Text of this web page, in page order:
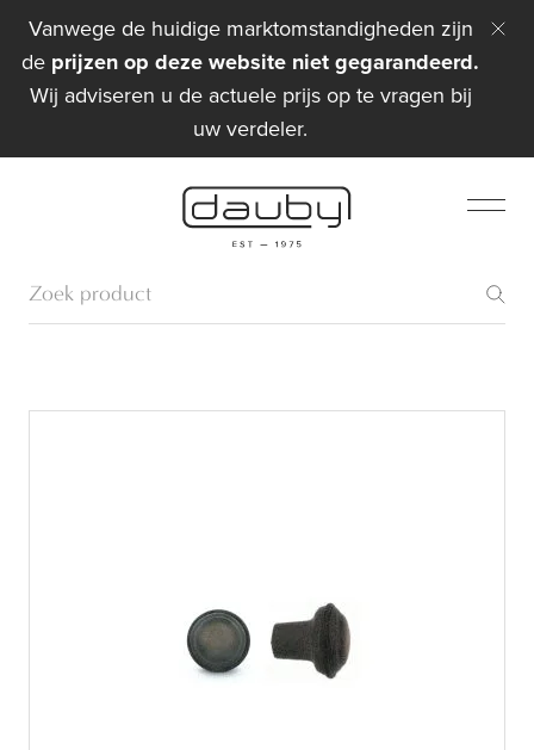
Vanwege de huidige marktomstandigheden zijn
de prijzen op deze website niet gegarandeerd.
Wij adviseren u de actuele prijs op te vragen bij
uw verdeler.